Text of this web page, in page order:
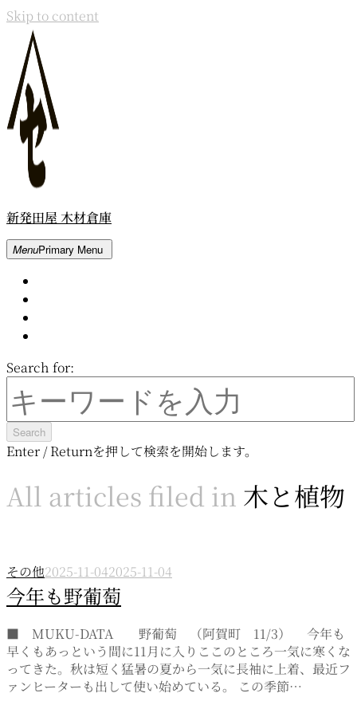
Skip to content
新発田屋 木材倉庫
MenuPrimary Menu
Search for:
Enter / Returnを押して検索を開始します。
All articles filed in 木と植物
その他2025-11-042025-11-04
今年も野葡萄
■ MUKU-DATA 野葡萄 （阿賀町 11/3） 今年も
早くもあっという間に11月に入りここのところ一気に寒くな
ってきた。秋は短く猛暑の夏から一気に長袖に上着、最近フ
ァンヒーターも出して使い始めている。 この季節…